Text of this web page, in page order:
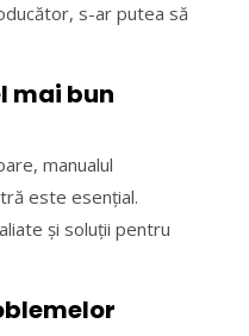
s-ar putea să
mai bun
manualul
este esențial.
și soluții pentru